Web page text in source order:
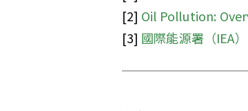
[2] Oil Pollution:
[3] 國際能源署（IEA